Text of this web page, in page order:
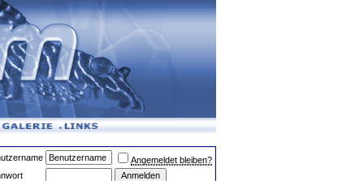
Angemeldet bleiben?